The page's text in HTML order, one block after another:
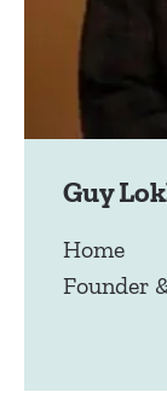
Guy
Home
Founder